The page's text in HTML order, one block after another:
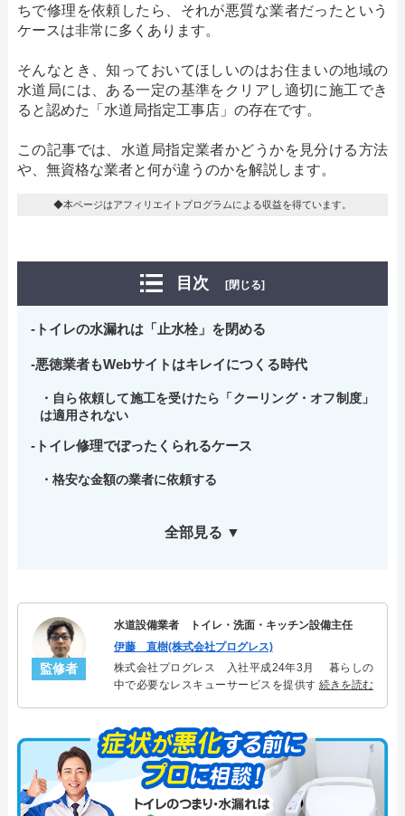
ちで修理を依頼したら、それが悪質な業者だったという
ケースは非常に多くあります。
そんなとき、知っておいてほしいのはお住まいの地域の
水道局には、ある一定の基準をクリアし適切に施工でき
ると認めた「水道局指定工事店」の存在です。
この記事では、水道局指定業者かどうかを見分ける方法
や、無資格な業者と何が違うのかを解説します。
◆本ページはアフィリエイトプログラムによる収益を得ています。
目次 [閉じる]
トイレの水漏れは「止水栓」を閉める
悪徳業者もWebサイトはキレイにつくる時代
自ら依頼して施工を受けたら「クーリング・オフ制度」
は適用されない
トイレ修理でぼったくられるケース
格安な金額の業者に依頼する
全部見る ▼
監修者
水道設備業者 トイレ・洗面・キッチン設備主任
伊藤 直樹(株式会社プログレス)
株式会社プログレス 入社平成24年3月 暮らしの
中で必要なレスキューサービスを提供する株式会社
トイレ・洗面・キッチン関連のトラブルを解決。多
くのお客様に信頼される「トイレ・洗面・キッチ
ン」のスペシャリスト。
続きを読む